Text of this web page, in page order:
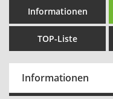
Informationen
TOP-Liste
Informationen